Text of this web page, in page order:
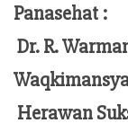
Panasehat :
Dr. R.
Herawan